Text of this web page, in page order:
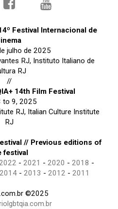
Festival Internacional de
julho de 2025
RJ, Instituto Italiano de
RJ
//
14th Film Festival
to 9, 2025
RJ, Italian Culture Institute
RJ
// Previous editions of
festival
- 2021 - 2020 - 2018 -
2014 - 2013 - 2012 - 2011
©2025